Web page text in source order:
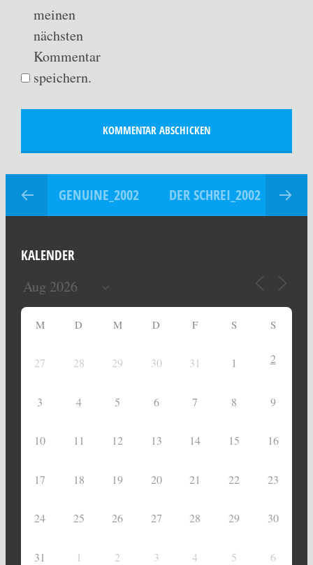
meinen
nächsten
Kommentar
speichern.
GENUINE_2002 DER SCHREI_2002
KALENDER
M D M D F S S
27 28 29 30 31 1 2
3 4 5 6 7 8 9
10 11 12 13 14 15 16
17 18 19 20 21 22 23
24 25 26 27 28 29 30
31 1 2 3 4 5 6